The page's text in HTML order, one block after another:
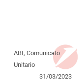
ABI, Comunicato
Unitario
31/03/2023